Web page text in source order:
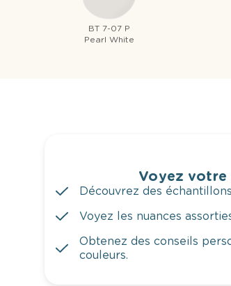
BT 7-07 P
Pearl White
Voyez votre
Découvrez des
Voyez les nuances
Obtenez des conseils
couleurs.